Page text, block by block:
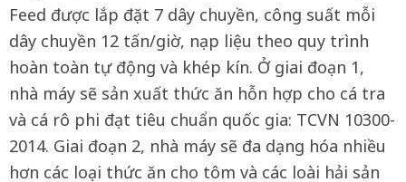
Feed được lắp đặt 7 dây chuyền, công suất mỗi
dây chuyền 12 tấn/giờ, nạp liệu theo quy trình
hoàn toàn tự động và khép kín. Ở giai đoạn 1,
nhà máy sẽ sản xuất thức ăn hỗn hợp cho cá tra
và cá rô phi đạt tiêu chuẩn quốc gia: TCVN 10300-
2014. Giai đoạn 2, nhà máy sẽ đa dạng hóa nhiều
hơn các loại thức ăn cho tôm và các loài hải sản